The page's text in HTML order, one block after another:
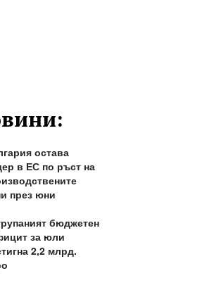
остава
в ЕС по ръст на
през юни
бюджетен
за юли
2,2 млрд.